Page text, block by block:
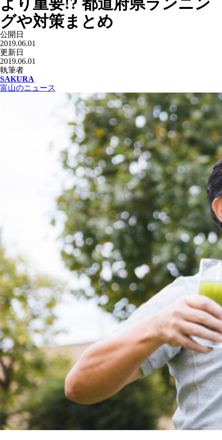
グや対策まとめ
公開日
2019.06.01
更新日
2019.06.01
執筆者
SAKURA
富山のニュース